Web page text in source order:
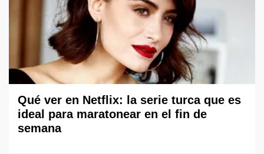
Qué ver en Netflix: la serie turca que es
ideal para maratonear en el fin de
semana